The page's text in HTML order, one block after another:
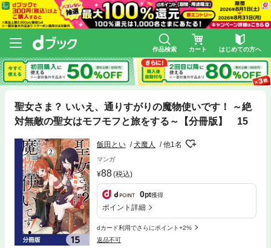
作品検索 カート はじめての方へ
聖女さま？ いいえ、通りすがりの魔物使いです！ ～絶
対無敵の聖女はモフモフと旅をする～【分冊版】 15
飯田とい 犬魔人 他1名
マンガ
88(税込)
0pt獲得
ポイント詳細
dカード利用でさらにポイント+2%
返品不可